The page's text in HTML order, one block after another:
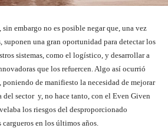
embargo no es posible negar que, una vez
suponen una gran oportunidad para detectar los
sistemas, como el logístico, y desarrollar a
que los refuercen. Algo así ocurrió
de manifiesto la necesidad de mejorar
sector y, no hace tanto, con el Even Given
los riesgos del desproporcionado
en los últimos años.